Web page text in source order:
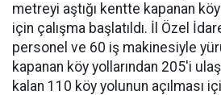
metreyi aştığı kentte kapanan köy
için çalışma başlatıldı. İl Özel
personel ve 60 iş makinesiyle
kapanan köy yollarından 205'i
kalan 110 köy yolunun açılması